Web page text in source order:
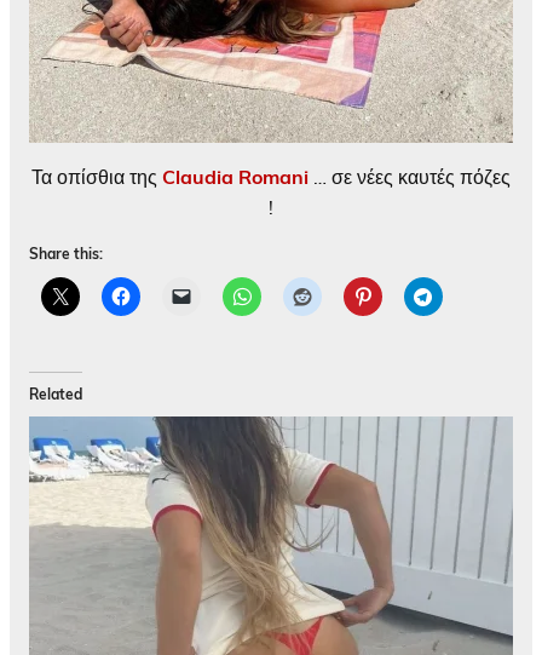
Τα οπίσθια της Claudia Romani … σε νέες καυτές πόζες
!
Share this:
Related